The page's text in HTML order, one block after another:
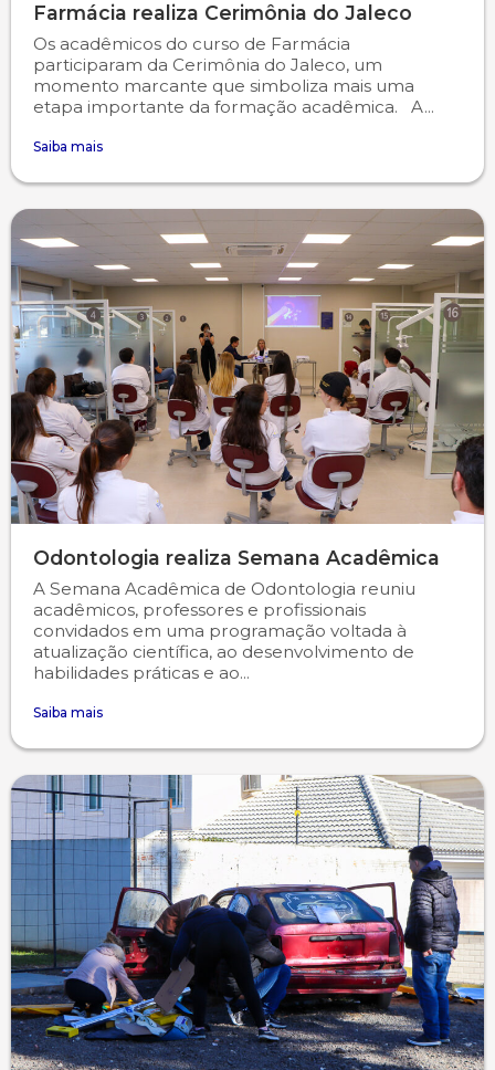
Farmácia realiza Cerimônia do Jaleco
Os acadêmicos do curso de Farmácia
participaram da Cerimônia do Jaleco, um
momento marcante que simboliza mais uma
etapa importante da formação acadêmica. A...
Saiba mais
Odontologia realiza Semana Acadêmica
A Semana Acadêmica de Odontologia reuniu
acadêmicos, professores e profissionais
convidados em uma programação voltada à
atualização científica, ao desenvolvimento de
habilidades práticas e ao...
Saiba mais